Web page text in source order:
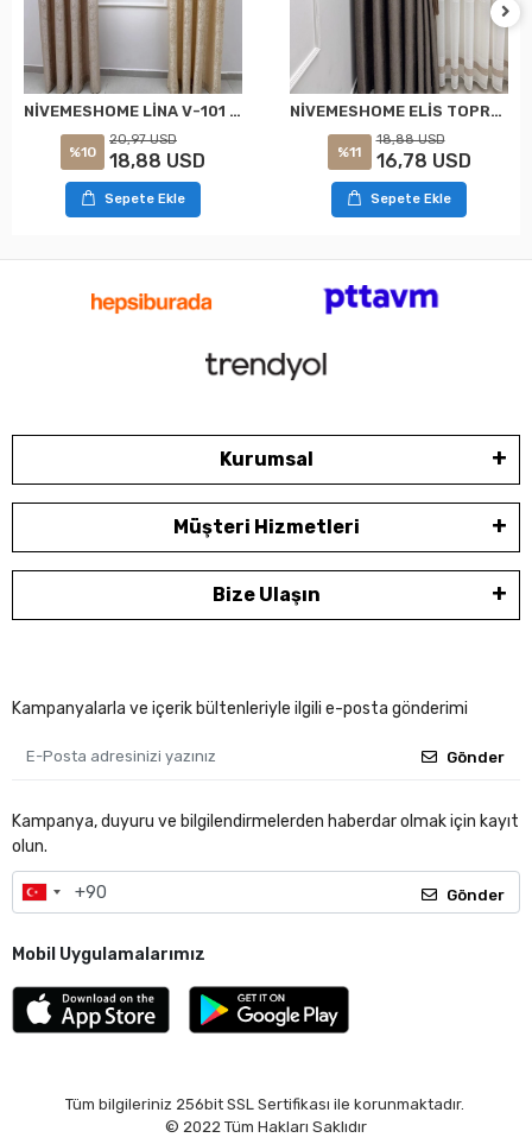
NİVEMESHOME LİNA V-101 KREM 1/3 PİLELİ FON PERDE
%10
20,97 USD
18,88 USD
Sepete Ekle
NİVEMESHOME ELİS TOPRAK FON PERDE 1/3 SIK PİLELİ PERDE APM
%11
18,88 USD
16,78 USD
Sepete Ekle
Kurumsal
Müşteri Hizmetleri
Bize Ulaşın
Kampanyalarla ve içerik bültenleriyle ilgili e-posta gönderimi
Gönder
Kampanya, duyuru ve bilgilendirmelerden haberdar olmak için kayıt
olun.
Gönder
Mobil Uygulamalarımız
Tüm bilgileriniz 256bit SSL Sertifikası ile korunmaktadır.
© 2022 Tüm Hakları Saklıdır